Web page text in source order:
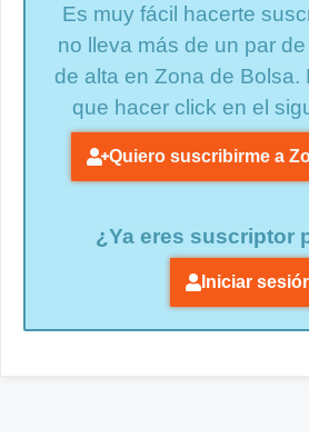
Es muy fácil hacerte
no lleva más de un par
de alta en Zona de Bolsa.
que hacer click en el
Quiero suscribirme a
¿Ya eres suscriptor
Iniciar